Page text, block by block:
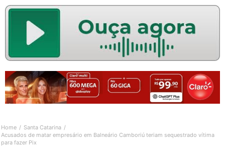
Home
Santa Catarina
Acusados de matar empresário em Balneário Camboriú teriam sequestrado vítima
para fazer Pix